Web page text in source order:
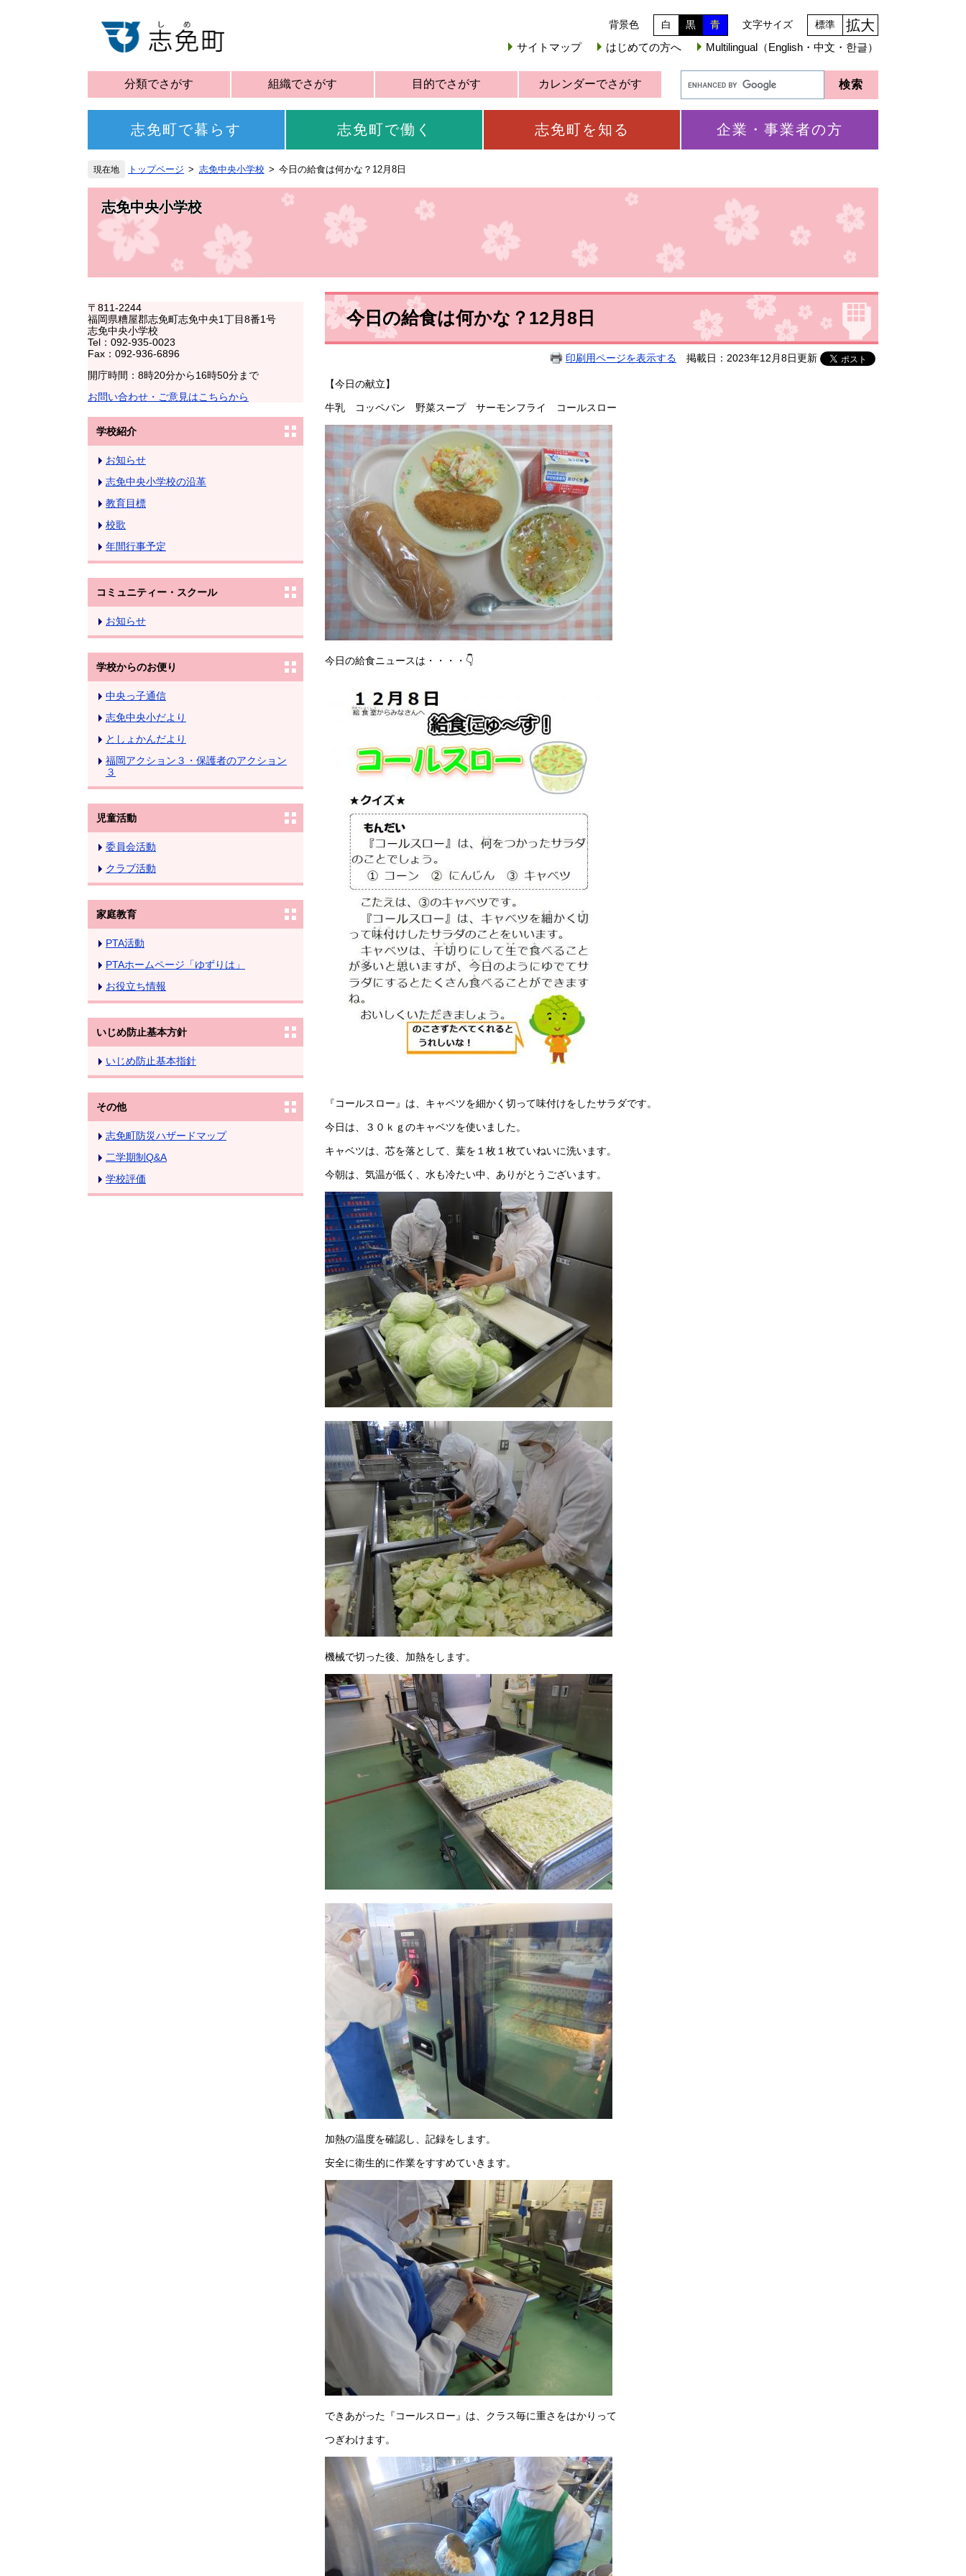
背景色 白 黒 青 文字サイズ 標準 拡大
サイトマップ はじめての方へ Multilingual（English・中文・한글）
分類でさがす 組織でさがす 目的でさがす カレンダーでさがす
志免町で暮らす 志免町で働く 志免町を知る 企業・事業者の方
トップページ 志免中央小学校 今日の給食は何かな？12月8日
志免中央小学校
〒811-2244
福岡県糟屋郡志免町志免中央1丁目8番1号
志免中央小学校
Tel：092-935-0023
Fax：092-936-6896
開庁時間：8時20分から16時50分まで
お問い合わせ・ご意見はこちらから
学校紹介
お知らせ
志免中央小学校の沿革
教育目標
校歌
年間行事予定
コミュニティー・スクール
お知らせ
学校からのお便り
中央っ子通信
志免中央小だより
としょかんだより
福岡アクション３・保護者のアクション
３
児童活動
委員会活動
クラブ活動
家庭教育
PTA活動
PTAホームページ「ゆずりは」
お役立ち情報
いじめ防止基本方針
いじめ防止基本指針
その他
志免町防災ハザードマップ
二学期制Q&A
学校評価
今日の給食は何かな？12月8日
印刷用ページを表示する 掲載日：2023年12月8日更新
【今日の献立】
牛乳 コッペパン 野菜スープ サーモンフライ コールスロー
今日の給食ニュースは・・・・👇
『コールスロー』は、キャベツを細かく切って味付けをしたサラダです。
今日は、３０ｋｇのキャベツを使いました。
キャベツは、芯を落として、葉を１枚１枚ていねいに洗います。
今朝は、気温が低く、水も冷たい中、ありがとうございます。
機械で切った後、加熱をします。
​加熱の温度を確認し、記録をします。
安全に衛生的に作業をすすめていきます。
できあがった『コールスロー』は、クラス毎に重さをはかりって
つぎわけます。